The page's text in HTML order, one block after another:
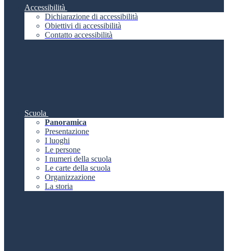
Accessibilità
Dichiarazione di accessibilità
Obiettivi di accessibilità
Contatto accessibilità
Scuola
Panoramica
Presentazione
I luoghi
Le persone
I numeri della scuola
Le carte della scuola
Organizzazione
La storia